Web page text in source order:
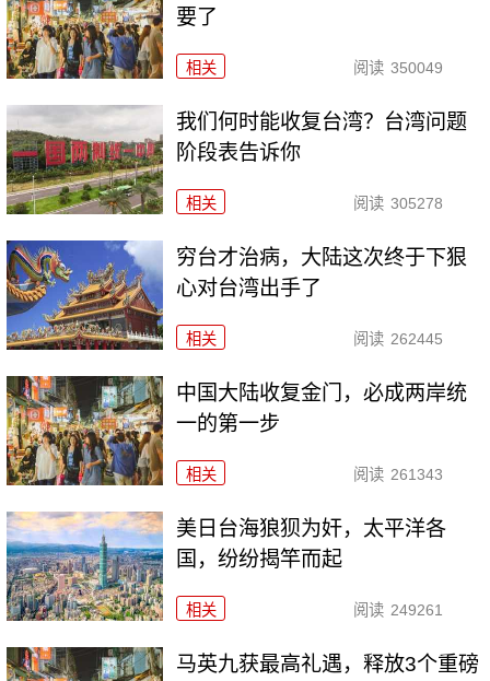
要了
相关 阅读 350049
我们何时能收复台湾？台湾问题
阶段表告诉你
相关 阅读 305278
穷台才治病，大陆这次终于下狠
心对台湾出手了
相关 阅读 262445
中国大陆收复金门，必成两岸统
一的第一步
相关 阅读 261343
美日台海狼狈为奸，太平洋各
国，纷纷揭竿而起
相关 阅读 249261
马英九获最高礼遇，释放3个重磅